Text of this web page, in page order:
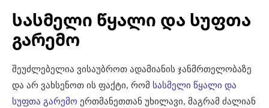
სასმელი წყალი და სუფთა
გარემო
შეუძლებელია ვისაუბროთ ადამიანის ჯანმრთელობაზე
და არ ვახსენოთ ის ფაქტი, რომ სასმელი წყალი და
სუფთა გარემო ერთმანეთთან უხილავი, მაგრამ ძალიან